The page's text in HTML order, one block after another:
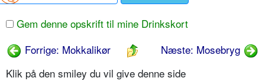
Gem denne opskrift til mine Drinkskort
Forrige: Mokkalikør
Næste: Mosebryg
Klik på den smiley du vil give denne side